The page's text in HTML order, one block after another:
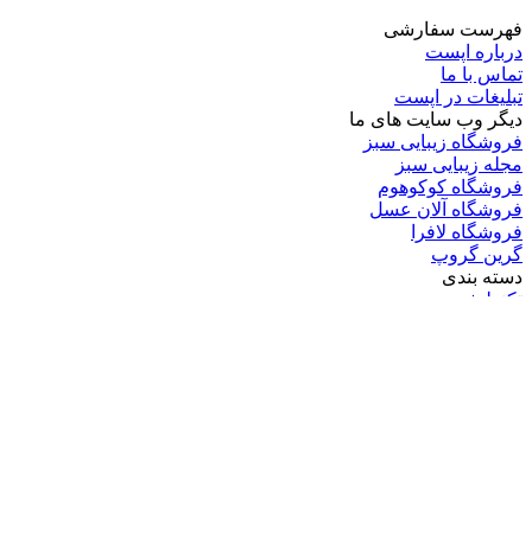
فهرست سفارشی
درباره اپست
تماس با ما
تبلیغات در اپست
دیگر وب سایت های ما
فروشگاه زیبایی سبز
مجله زیبایی سبز
فروشگاه کوکوهوم
فروشگاه آلان عسل
فروشگاه لافرا
گرین گروپ
دسته بندی
تکنولوژی